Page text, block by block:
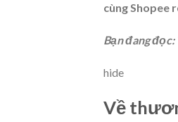
cùng Shopee
Bạn đang đọc:
hide
Về